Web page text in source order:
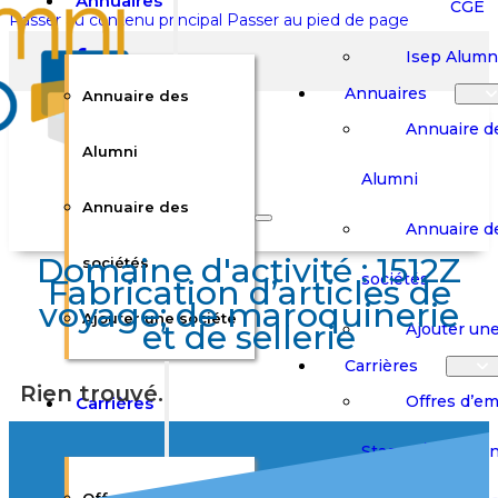
Passer au contenu principal Passer au pied de page
Rechercher sur le site
Rechercher
Votre panier est vide.
Se
Connecter
Panier
Annuaire des
Alumni
Annuaire des
sociétés
Ajouter une société
Carrières
CGE
Isep
Annuaires
Annuaire
Alumni
Annuaire
sociétés
Ajouter
Carrières
Offres
Stages /
Domaine d'activité :1512Z
Fabrication d’articles de
voyage; de maroquinerie
et de sellerie
Rien trouvé.